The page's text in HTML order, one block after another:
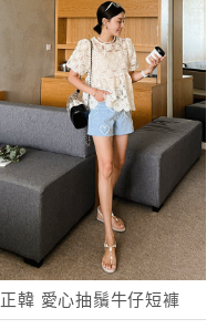
正韓 愛心抽鬚牛仔短褲